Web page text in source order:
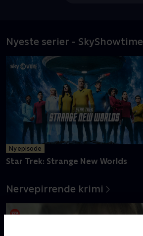
Nyeste serier - SkyShowtime
Ny episode
Star Trek: Strange New Worlds
Nervepirrende krimi